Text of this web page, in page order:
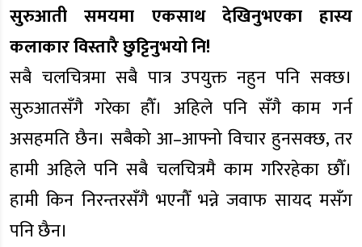
सुरुआती समयमा एकसाथ देखिनुभएका हास्य
कलाकार विस्तारै छुट्टिनुभयो नि!
सबै चलचित्रमा सबै पात्र उपयुक्त नहुन पनि सक्छ।
सुरुआतसँगै गरेका हौँ। अहिले पनि सँगै काम गर्न
असहमति छैन। सबैको आ–आफ्नो विचार हुनसक्छ, तर
हामी अहिले पनि सबै चलचित्रमै काम गरिरहेका छौँ।
हामी किन निरन्तरसँगै भएनौँ भन्ने जवाफ सायद मसँग
पनि छैन।